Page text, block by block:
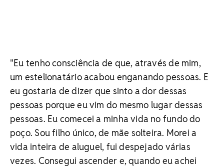
"Eu tenho consciência de que, através de mim,
um estelionatário acabou enganando pessoas. E
eu gostaria de dizer que sinto a dor dessas
pessoas porque eu vim do mesmo lugar dessas
pessoas. Eu comecei a minha vida no fundo do
poço. Sou filho único, de mãe solteira. Morei a
vida inteira de aluguel, fui despejado várias
vezes. Consegui ascender e, quando eu achei